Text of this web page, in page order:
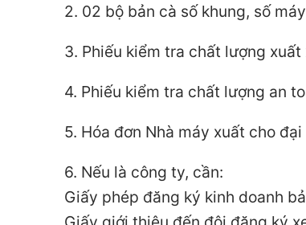
2. 02 bộ bản cà số khung, số máy
3. Phiếu kiểm tra chất lượng
4. Phiếu kiểm tra chất lượng an
5. Hóa đơn Nhà máy xuất cho
6. Nếu là công ty, cần:
Giấy phép đăng ký kinh doanh